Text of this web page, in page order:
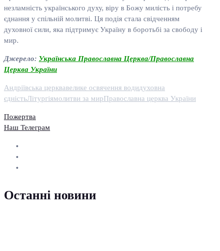
незламність українського духу, віру в Божу милість і потребу
єднання у спільній молитві. Ця подія стала свідченням
духовної сили, яка підтримує Україну в боротьбі за свободу і
мир.
Джерело: Українська Православна Церква/Православна
Церква України
Андріївська церквавелике освячення водидуховна
єдністьЛітургіямолитви за мирПравославна церква України
Пожертва
Наш Телеграм
Останні новини